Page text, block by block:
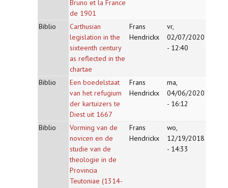
Bruno et la France
de 1901
Biblio
Carthusian
legislation in the
sixteenth century
as reflected in the
chartae
Frans
Hendrickx
vr,
02/07/2020
- 12:40
Biblio
Een boedelstaat
van het refugium
der kartuizers te
Diest uit 1667
Frans
Hendrickx
ma,
04/06/2020
- 16:12
Biblio
Vorming van de
novicen en de
studie van de
theologie in de
Provincia
Teutoniae (1314-
Frans
Hendrickx
wo,
12/19/2018
- 14:33